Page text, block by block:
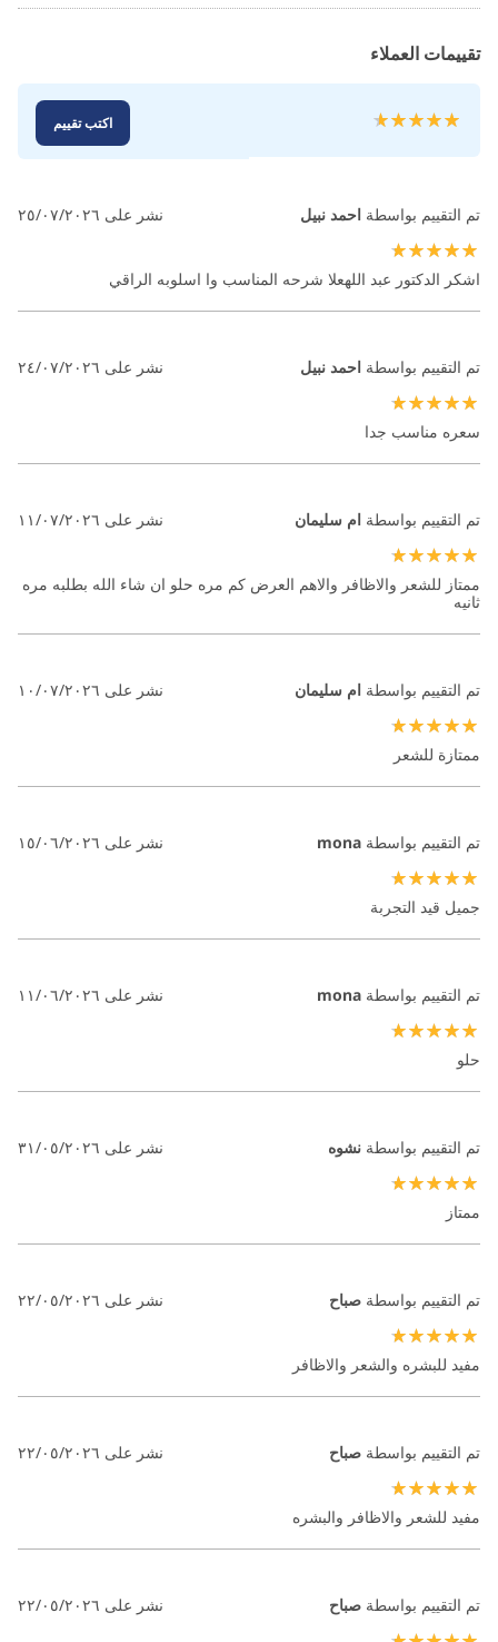
تقييمات العملاء
تقييم:
اكتب تقييم
تم التقييم بواسطة احمد نبيل نشر على ٢٥/٠٧/٢٠٢٦
اشكر الدكتور عبد اللهعلا شرحه المناسب وا اسلوبه الراقي
تم التقييم بواسطة احمد نبيل نشر على ٢٤/٠٧/٢٠٢٦
سعره مناسب جدا
تم التقييم بواسطة ام سليمان نشر على ١١/٠٧/٢٠٢٦
ممتاز للشعر والاظافر والاهم العرض كم مره حلو ان شاء الله بطلبه مره
ثانيه
تم التقييم بواسطة ام سليمان نشر على ١٠/٠٧/٢٠٢٦
ممتازة للشعر
تم التقييم بواسطة mona نشر على ١٥/٠٦/٢٠٢٦
جميل قيد التجربة
تم التقييم بواسطة mona نشر على ١١/٠٦/٢٠٢٦
حلو
تم التقييم بواسطة نشوه نشر على ٣١/٠٥/٢٠٢٦
ممتاز
تم التقييم بواسطة صباح نشر على ٢٢/٠٥/٢٠٢٦
مفيد للبشره والشعر والاظافر
تم التقييم بواسطة صباح نشر على ٢٢/٠٥/٢٠٢٦
مفيد للشعر والاظافر والبشره
تم التقييم بواسطة صباح نشر على ٢٢/٠٥/٢٠٢٦